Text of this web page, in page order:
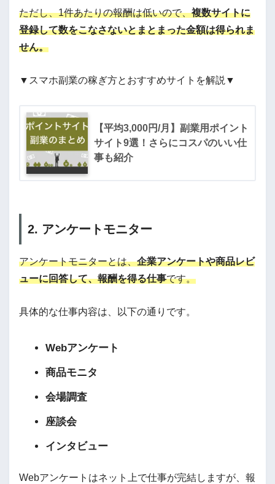
ただし、1件あたりの報酬は低いので、複数サイトに
登録して数をこなさないとまとまった金額は得られま
せん。
▼スマホ副業の稼ぎ方とおすすめサイトを解説▼
【平均3,000円/月】副業用ポイント
サイト9選！さらにコスパのいい仕
事も紹介
2. アンケートモニター
アンケートモニターとは、企業アンケートや商品レビ
ューに回答して、報酬を得る仕事です。
具体的な仕事内容は、以下の通りです。
Webアンケート
商品モニタ
会場調査
座談会
インタビュー
Webアンケートはネット上で仕事が完結しますが、報